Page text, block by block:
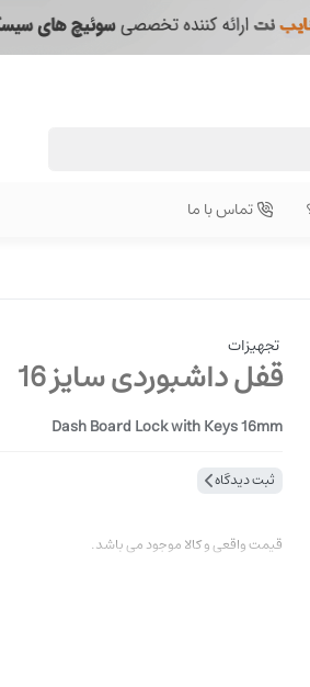
تماس با ما
تجهیزات
قفل داشبوردی سایز 16
Dash Board Lock with Keys 16mm
ثبت دیدگاه
قیمت واقعی و کالا موجود می باشد.